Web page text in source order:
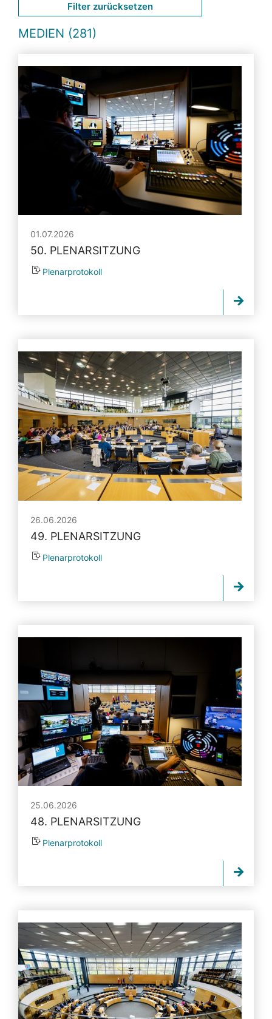
Filter zurücksetzen
MEDIEN (281)
01.07.2026
50. PLENARSITZUNG
Plenarprotokoll
26.06.2026
49. PLENARSITZUNG
Plenarprotokoll
25.06.2026
48. PLENARSITZUNG
Plenarprotokoll